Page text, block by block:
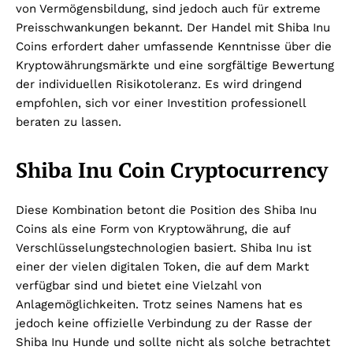
von Vermögensbildung, sind jedoch auch für extreme
Preisschwankungen bekannt. Der Handel mit Shiba Inu
Coins erfordert daher umfassende Kenntnisse über die
Kryptowährungsmärkte und eine sorgfältige Bewertung
der individuellen Risikotoleranz. Es wird dringend
empfohlen, sich vor einer Investition professionell
beraten zu lassen.
Shiba Inu Coin Cryptocurrency
Diese Kombination betont die Position des Shiba Inu
Coins als eine Form von Kryptowährung, die auf
Verschlüsselungstechnologien basiert. Shiba Inu ist
einer der vielen digitalen Token, die auf dem Markt
verfügbar sind und bietet eine Vielzahl von
Anlagemöglichkeiten. Trotz seines Namens hat es
jedoch keine offizielle Verbindung zu der Rasse der
Shiba Inu Hunde und sollte nicht als solche betrachtet